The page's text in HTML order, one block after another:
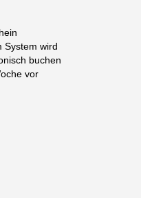
System wird
buchen
vor